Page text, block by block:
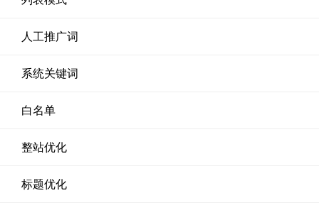
人工推广词
系统关键词
白名单
整站优化
标题优化